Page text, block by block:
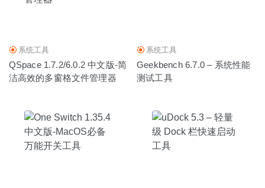
系统工具
QSpace 1.7.2/6.0.2 中文版-简
洁高效的多窗格文件管理器
系统工具
Geekbench 6.7.0 – 系统性能
测试工具